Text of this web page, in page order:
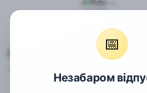
📅
Незабаром
Пряжки для
Пряжки для одягу,